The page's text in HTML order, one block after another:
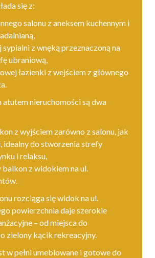
się z:
salonu z aneksem kuchennym i
sypialni z wnęką przeznaczoną na
ubraniową,
łazienki z wejściem z głównego
nieruchomości są dwa
z wyjściem zarówno z salonu, jak
idealny do stworzenia strefy
i relaksu,
balkon z widokiem na ul.
rozciąga się widok na ul.
powierzchnia daje szerokie
– od miejsca do
zielony kącik rekreacyjny.
w pełni umeblowane i gotowe do